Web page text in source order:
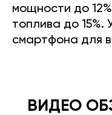
мощности до
топлива до 15%.
смартфона для
ВИДЕО